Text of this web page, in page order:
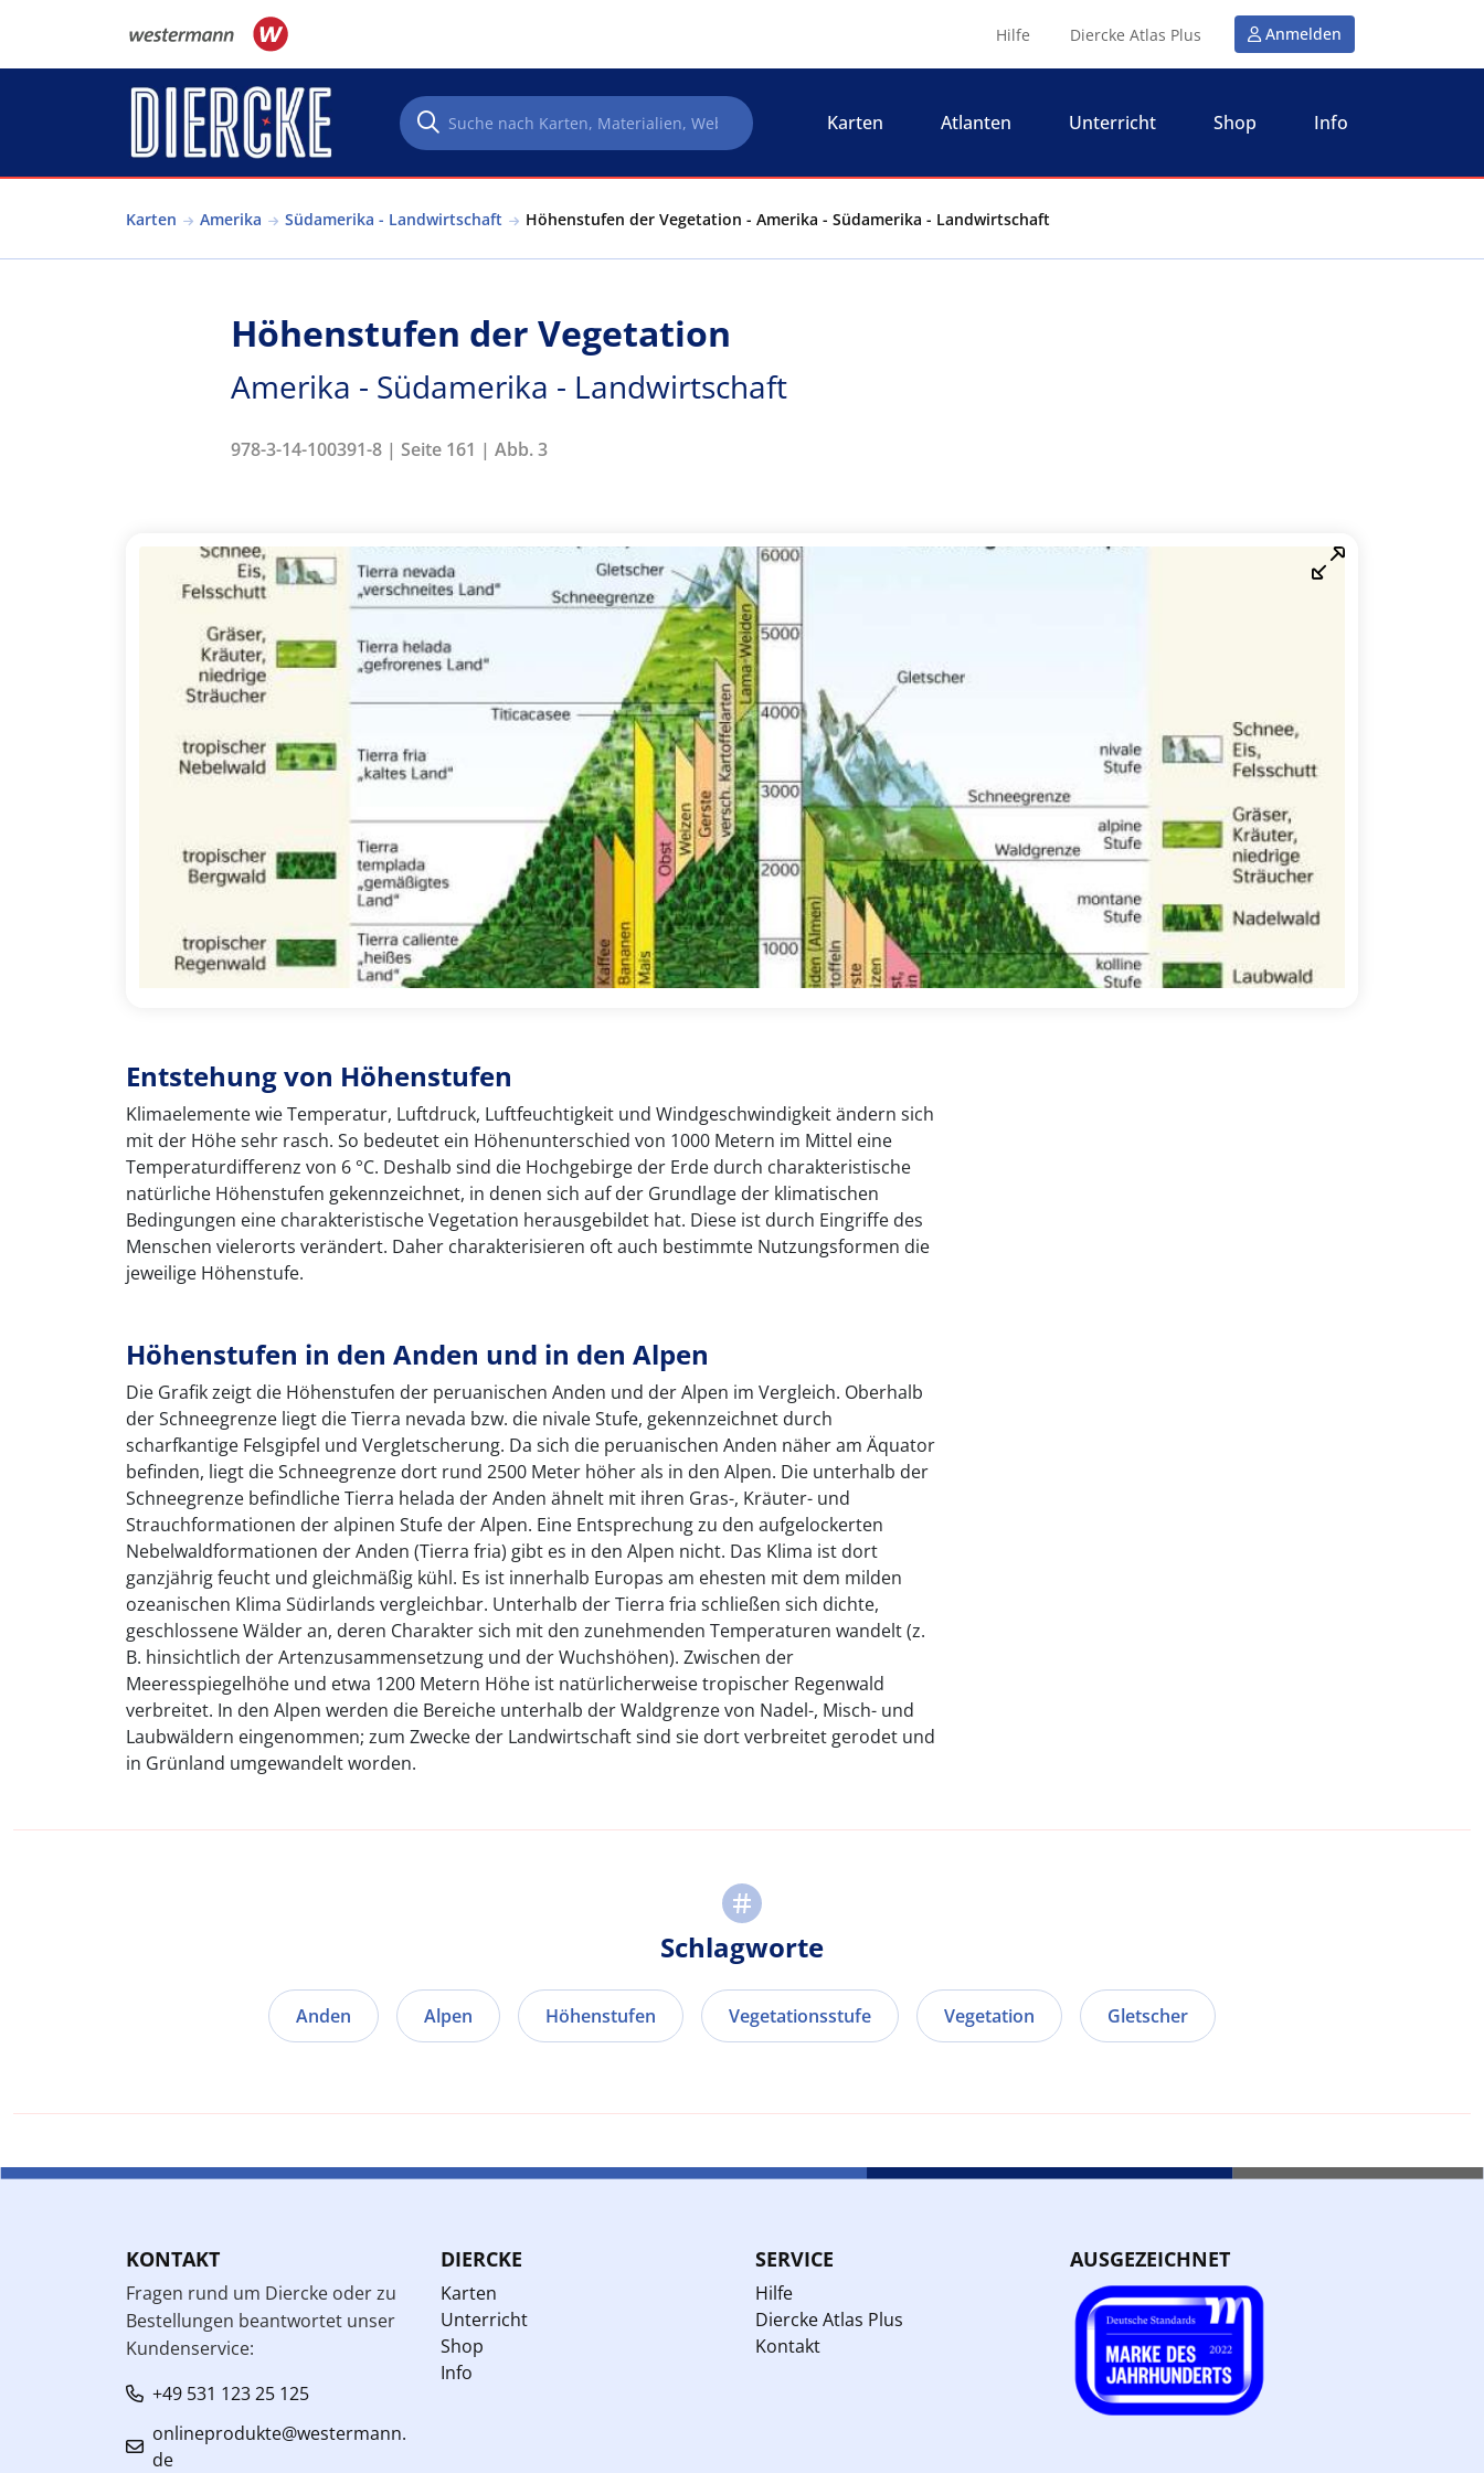
Hilfe Diercke Atlas Plus Anmelden
Karten Atlanten Unterricht Shop Info
Karten Amerika Südamerika - Landwirtschaft Höhenstufen der Vegetation - Amerika - Südamerika - Landwirtschaft
Höhenstufen der Vegetation
Amerika - Südamerika - Landwirtschaft
978-3-14-100391-8 | Seite 161 | Abb. 3
Entstehung von Höhenstufen
Klimaelemente wie Temperatur, Luftdruck, Luftfeuchtigkeit und Windgeschwindigkeit ändern sich
mit der Höhe sehr rasch. So bedeutet ein Höhenunterschied von 1000 Metern im Mittel eine
Temperaturdifferenz von 6 °C. Deshalb sind die Hochgebirge der Erde durch charakteristische
natürliche Höhenstufen gekennzeichnet, in denen sich auf der Grundlage der klimatischen
Bedingungen eine charakteristische Vegetation herausgebildet hat. Diese ist durch Eingriffe des
Menschen vielerorts verändert. Daher charakterisieren oft auch bestimmte Nutzungsformen die
jeweilige Höhenstufe.
Höhenstufen in den Anden und in den Alpen
Die Grafik zeigt die Höhenstufen der peruanischen Anden und der Alpen im Vergleich. Oberhalb
der Schneegrenze liegt die Tierra nevada bzw. die nivale Stufe, gekennzeichnet durch
scharfkantige Felsgipfel und Vergletscherung. Da sich die peruanischen Anden näher am Äquator
befinden, liegt die Schneegrenze dort rund 2500 Meter höher als in den Alpen. Die unterhalb der
Schneegrenze befindliche Tierra helada der Anden ähnelt mit ihren Gras-, Kräuter- und
Strauchformationen der alpinen Stufe der Alpen. Eine Entsprechung zu den aufgelockerten
Nebelwaldformationen der Anden (Tierra fria) gibt es in den Alpen nicht. Das Klima ist dort
ganzjährig feucht und gleichmäßig kühl. Es ist innerhalb Europas am ehesten mit dem milden
ozeanischen Klima Südirlands vergleichbar. Unterhalb der Tierra fria schließen sich dichte,
geschlossene Wälder an, deren Charakter sich mit den zunehmenden Temperaturen wandelt (z.
B. hinsichtlich der Artenzusammensetzung und der Wuchshöhen). Zwischen der
Meeresspiegelhöhe und etwa 1200 Metern Höhe ist natürlicherweise tropischer Regenwald
verbreitet. In den Alpen werden die Bereiche unterhalb der Waldgrenze von Nadel-, Misch- und
Laubwäldern eingenommen; zum Zwecke der Landwirtschaft sind sie dort verbreitet gerodet und
in Grünland umgewandelt worden.
Schlagworte
Anden Alpen Höhenstufen Vegetationsstufe Vegetation Gletscher
KONTAKT
Fragen rund um Diercke oder zu
Bestellungen beantwortet unser
Kundenservice:
+49 531 123 25 125
onlineprodukte@westermann.
de
DIERCKE
Karten
Unterricht
Shop
Info
SERVICE
Hilfe
Diercke Atlas Plus
Kontakt
AUSGEZEICHNET